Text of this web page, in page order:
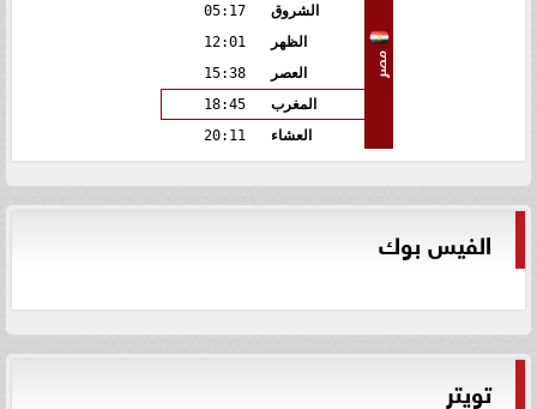
مصر
الشروق
05:17
الظهر
12:01
العصر
15:38
المغرب
18:45
العشاء
20:11
الفيس بوك
تويتر